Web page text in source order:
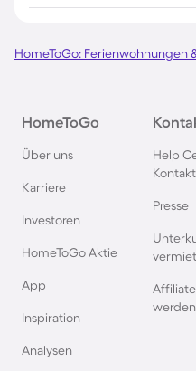
HomeToGo: Ferienwohnungen
HomeToGo
Über uns
Karriere
Investoren
HomeToGo Aktie
App
Inspiration
Analysen
Help
Kontakt
Presse
werden